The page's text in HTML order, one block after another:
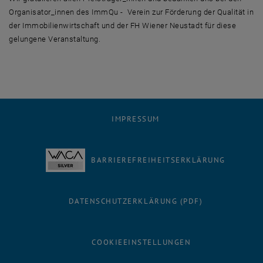
Organisator_innen des ImmQu - Verein zur Förderung der Qualität in
der Immobilienwirtschaft und der FH Wiener Neustadt für diese
gelungene Veranstaltung.
IMPRESSUM
BARRIEREFREIHEITSERKLÄRUNG
DATENSCHUTZERKLÄRUNG (PDF)
COOKIEEINSTELLUNGEN